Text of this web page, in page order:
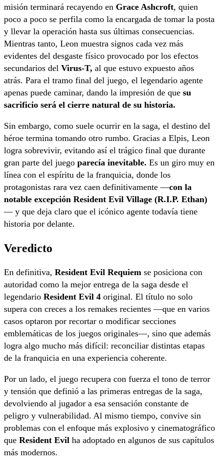
misión terminará recayendo en Grace Ashcroft, quien
poco a poco se perfila como la encargada de tomar la posta
y llevar la operación hasta sus últimas consecuencias.
Mientras tanto, Leon muestra signos cada vez más
evidentes del desgaste físico provocado por los efectos
secundarios del Virus-T, al que estuvo expuesto años
atrás. Para el tramo final del juego, el legendario agente
apenas puede caminar, dando la impresión de que su
sacrificio será el cierre natural de su historia.
Sin embargo, como suele ocurrir en la saga, el destino del
héroe termina tomando otro rumbo. Gracias a Elpis, Leon
logra sobrevivir, evitando así el trágico final que durante
gran parte del juego parecía inevitable. Es un giro muy en
línea con el espíritu de la franquicia, donde los
protagonistas rara vez caen definitivamente —con la
notable excepción Resident Evil Village (R.I.P. Ethan)
— y que deja claro que el icónico agente todavía tiene
historia por delante.
Veredicto
En definitiva, Resident Evil Requiem se posiciona con
autoridad como la mejor entrega de la saga desde el
legendario Resident Evil 4 original. El título no solo
supera con creces a los remakes recientes —que en varios
casos optaron por recortar o modificar secciones
emblemáticas de los juegos originales—, sino que además
logra algo mucho más difícil: reconciliar distintas etapas
de la franquicia en una experiencia coherente.
Por un lado, el juego recupera con fuerza el tono de terror
y tensión que definió a las primeras entregas de la saga,
devolviendo al jugador a esa sensación constante de
peligro y vulnerabilidad. Al mismo tiempo, convive sin
problemas con el enfoque más explosivo y cinematográfico
que Resident Evil ha adoptado en algunos de sus capítulos
más modernos.